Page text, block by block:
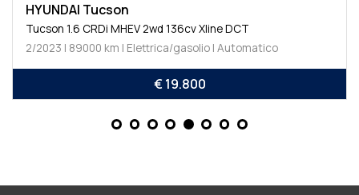
HYUNDAI Tucson
Tucson 1.6 CRDi MHEV 2wd 136cv Xline DCT
2/2023 | 89000 km | Elettrica/gasolio | Automatico
€ 19.800